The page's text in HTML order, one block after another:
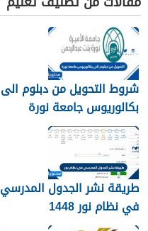
شروط التحويل من دبلوم الى
بكالوريوس جامعة نورة
1448
طريقة نشر الجدول المدرسي
في نظام نور 1448